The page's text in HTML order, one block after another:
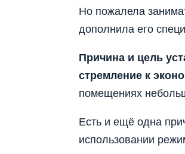
Но пожалела
дополнила его
Причина и цель
стремление к
помещениях
Есть и ещё одна
использовании